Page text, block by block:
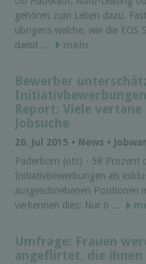
gehören zum Leben dazu.
übrigens welche, wie die EOS
damit ...
mehr
Bewerber
Report: Viele vertane
Jobsuche
26. Jul 2015 • News •
Paderborn (ots) - 58 Prozent
Initiativbewerbungen als
ausgeschriebenen Positionen
verkennen dies: Nur 6 ...
Umfrage: Frauen
angeflirtet, die ihnen